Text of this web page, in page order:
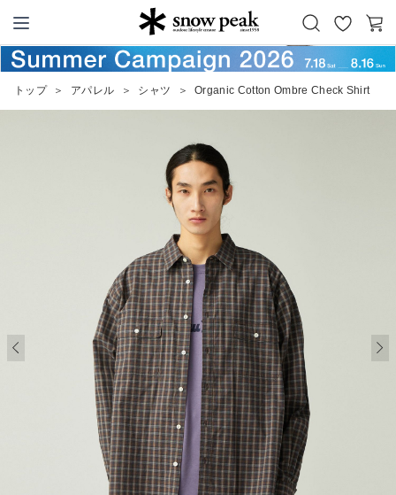
Snow Peak
お
気
カ
ー
トップ ＞ アパレル ＞ シャツ ＞ Organic Cotton Ombre Check Shirt